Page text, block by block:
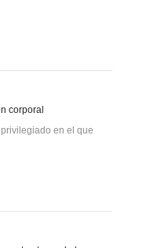
corporal
en el que